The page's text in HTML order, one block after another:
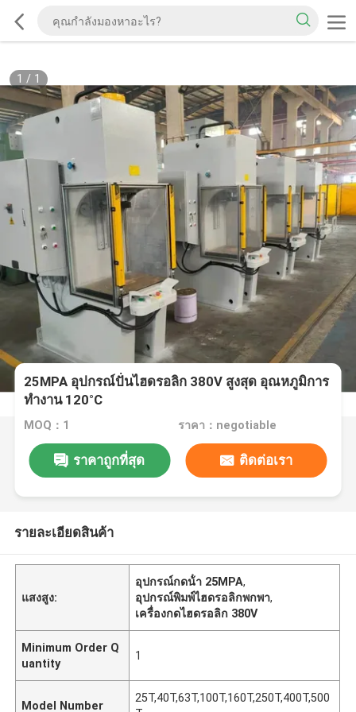
1 / 1
25MPA อุปกรณ์ปั่นไฮดรอลิก 380V สูงสุด อุณหภูมิการ
ทํางาน 120°C
MOQ：1 ราคา：negotiable
ราคาถูกที่สุด ติดต่อเรา
รายละเอียดสินค้า
แสงสูง:
อุปกรณ์กดน้ํา 25MPA,
อุปกรณ์พิมพ์ไฮดรอลิกพกพา,
เครื่องกดไฮดรอลิก 380V
Minimum Order Q
uantity
1
Model Number
25T,40T,63T,100T,160T,250T,400T,500